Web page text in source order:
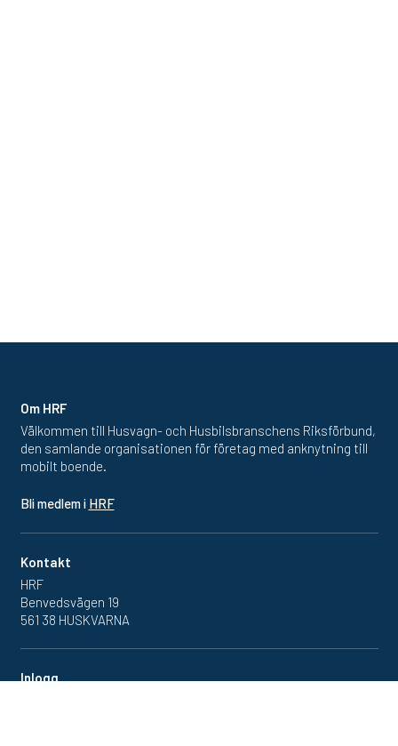
Om HRF
Välkommen till Husvagn- och Husbilsbranschens Riksförbund,
den samlande organisationen för företag med anknytning till
mobilt boende.
Bli medlem i HRF
Kontakt
HRF
Benvedsvägen 19
561 38 HUSKVARNA
Inlogg